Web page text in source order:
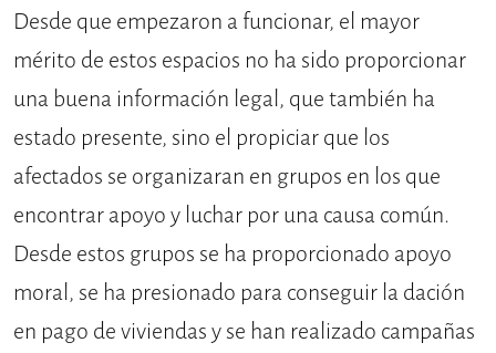
Desde que empezaron a funcionar, el mayor
mérito de estos espacios no ha sido proporcionar
una buena información legal, que también ha
estado presente, sino el propiciar que los
afectados se organizaran en grupos en los que
encontrar apoyo y luchar por una causa común.
Desde estos grupos se ha proporcionado apoyo
moral, se ha presionado para conseguir la dación
en pago de viviendas y se han realizado campañas